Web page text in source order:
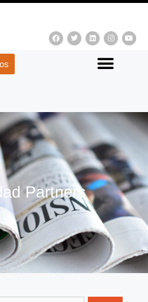
Partners